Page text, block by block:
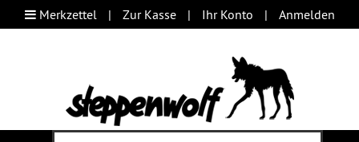
Merkzettel Zur Kasse Ihr Konto Anmelden